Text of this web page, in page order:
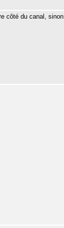
côté du canal,